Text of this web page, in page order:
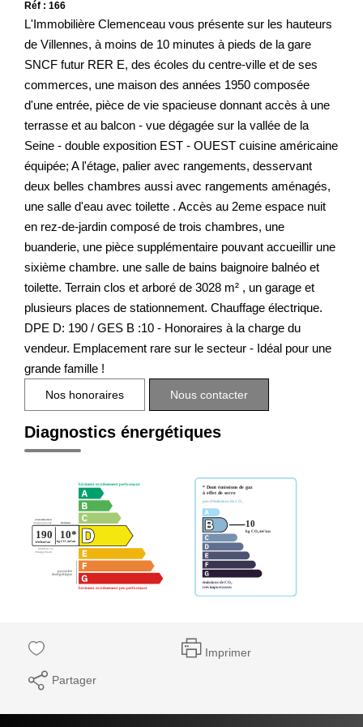
Réf : 166
L'Immobilière Clemenceau vous présente sur les hauteurs
de Villennes, à moins de 10 minutes à pieds de la gare
SNCF futur RER E, des écoles du centre-ville et de ses
commerces, une maison des années 1950 composée
d'une entrée, pièce de vie spacieuse donnant accès à une
terrasse et au balcon - vue dégagée sur la vallée de la
Seine - double exposition EST - OUEST cuisine américaine
équipée; A l'étage, palier avec rangements, desservant
deux belles chambres aussi avec rangements aménagés,
une salle d'eau avec toilette . Accès au 2eme espace nuit
en rez-de-jardin composé de trois chambres, une
buanderie, une pièce supplémentaire pouvant accueillir une
sixième chambre. une salle de bains baignoire balnéo et
toilette. Terrain clos et arboré de 3028 m² , un garage et
plusieurs places de stationnement. Chauffage électrique.
DPE D: 190 / GES B :10 - Honoraires à la charge du
vendeur. Emplacement rare sur le secteur - Idéal pour une
grande famille !
Nos honoraires Nous contacter
Diagnostics énergétiques
Imprimer
Partager